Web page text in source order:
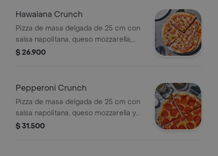
Hawaiana Crunch
Pizza de masa delgada de 25 cm con
salsa napolitana, queso mozzarella,
jamon de cerdo y piña.
$ 26.900
Pepperoni Crunch
Pizza de masa delgada de 25 cm con
salsa napolitana, queso mozzarella y
pepperoni.
$ 31.500